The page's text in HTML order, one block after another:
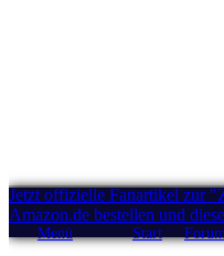
Jetzt offizielle Fanartikel zur
Amazon.de bestellen und
Menü Start